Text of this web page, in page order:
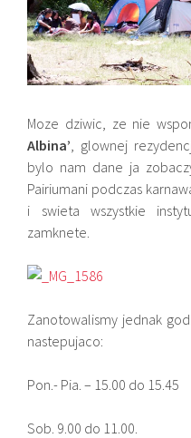
Moze dziwic, ze nie
Albina’ , glownej
bylo nam dane ja
Pairiumani podczas
i swieta wszystkie
zamknete.
Zanotowalismy jednak
nastepujaco:
Pon.- Pia. – 15.00 do 15.45
Sob. 9.00 do 11.00.